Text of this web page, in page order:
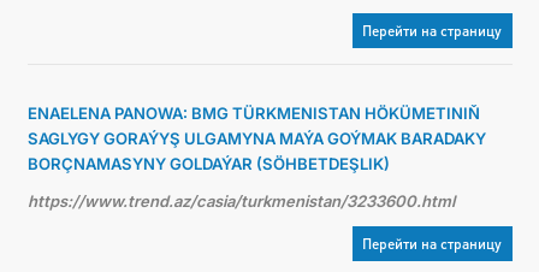
Перейти на страницу
ENAELENA PANOWA: BMG TÜRKMENISTAN HÖKÜMETINIŇ
SAGLYGY GORAÝYŞ ULGAMYNA MAÝA GOÝMAK BARADAKY
BORÇNAMASYNY GOLDAÝAR (SÖHBETDEŞLIK)
https://www.trend.az/casia/turkmenistan/3233600.html
Перейти на страницу